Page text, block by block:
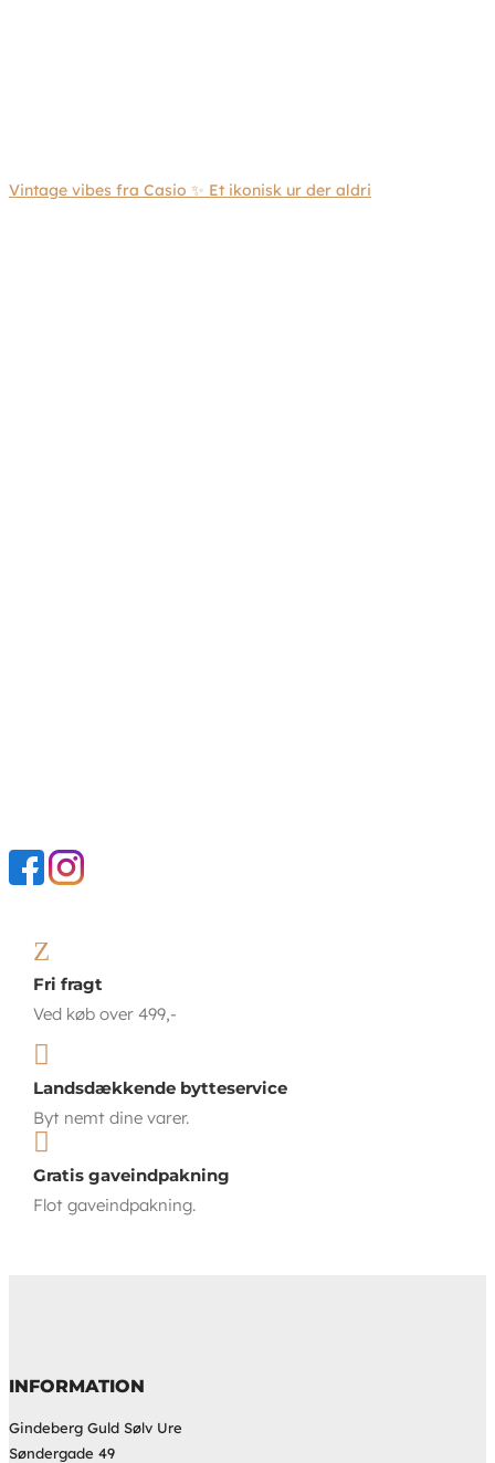
Vintage vibes fra Casio ✨ Et ikonisk ur der aldri
Z
Fri fragt
Ved køb over 499,-

Landsdækkende bytteservice
Byt nemt dine varer.

Gratis gaveindpakning
Flot gaveindpakning.
INFORMATION
Gindeberg Guld Sølv Ure
Søndergade 49